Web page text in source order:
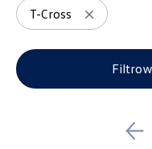
T-Cross
Kategorie
Akcesoria ochronne i
Dywaniki tekstylne
Dywaniki gumowe